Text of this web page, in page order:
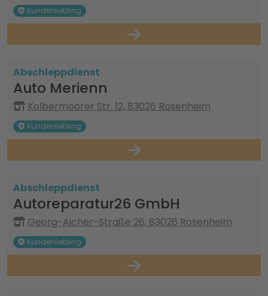
Kundenliebling
Abschleppdienst
Auto Merienn
Kolbermoorer Str. 12, 83026 Rosenheim
Kundenliebling
Abschleppdienst
Autoreparatur26 GmbH
Georg-Aicher-Straße 26, 83026 Rosenheim
Kundenliebling